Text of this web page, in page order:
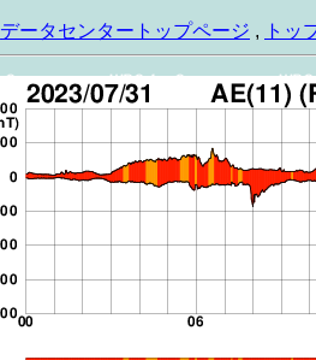
データセンタートップページ , トッ